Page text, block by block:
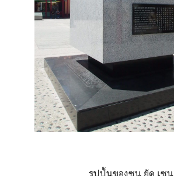
รูปปั้นของซุน ยัด เซน